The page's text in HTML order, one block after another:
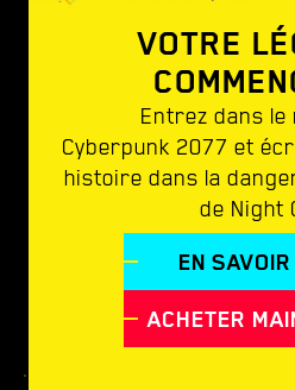
VOTRE
Entrez dans le
Cyberpunk 2077 et
histoire dans la
de Night
EN
ACHETER